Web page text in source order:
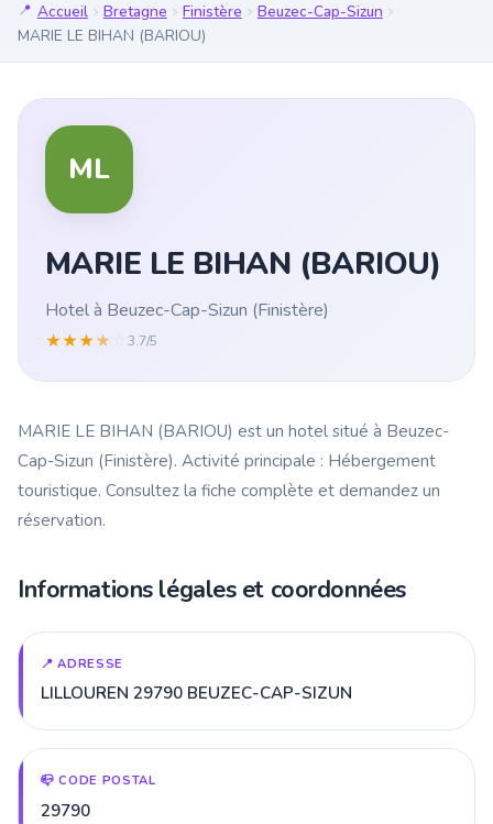
Accueil Bretagne Finistère
Beuzec-Cap-Sizun
MARIE LE BIHAN (BARIOU)
ML
MARIE LE BIHAN (BARIOU)
Hotel à Beuzec-Cap-Sizun (Finistère)
★★★★ 3.7/5
MARIE LE BIHAN (BARIOU) est un hotel situé à Beuzec-
Cap-Sizun (Finistère). Activité principale : Hébergement
touristique. Consultez la fiche complète et demandez un
réservation.
Informations légales et coordonnées
📍 ADRESSE
LILLOUREN 29790 BEUZEC-CAP-SIZUN
📪 CODE POSTAL
29790